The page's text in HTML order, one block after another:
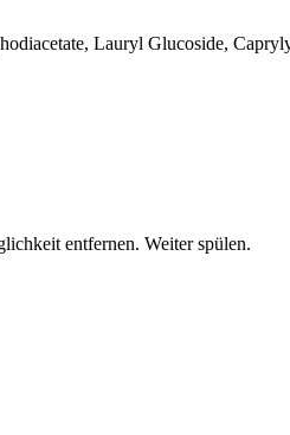
Lauryl Glucoside,
entfernen. Weiter spülen.